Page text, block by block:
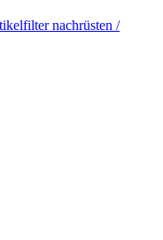
nachrüsten /